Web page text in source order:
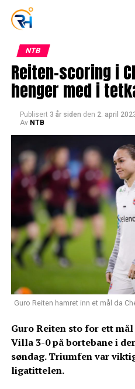
NTB
Reiten-scoring i
henger med i
Publisert 3 år siden den 2. april
Av NTB
Guro Reiten hamret inn et mål da
Guro Reiten sto for ett
Villa 3-0 på bortebane i
søndag. Triumfen var
ligatittelen.